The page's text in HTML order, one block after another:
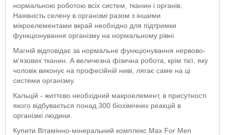
нормальною роботою всіх систем, тканин і органів.
Наявність селену в організмі разом з іншими
мікроелементами вкрай необхідно для підтримки
функціонування організму на нормальному рівні.
Магній відповідає за нормальне функціонування нервово-
м'язових тканин. А величезна фізична робота, крім тієї, яку
чоловік виконує на професійній ниві, лягає саме на ці
системи організму.
Кальцій - життєво необхідний макроелемент, в присутності
якого відбувається понад 300 біохімічних реакцій в
організмі людини.
Купити Вітамінно-мінеральний комплекс Max For Men